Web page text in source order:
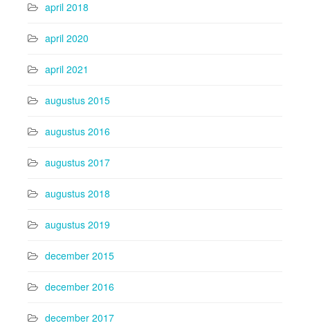
april 2018
april 2020
april 2021
augustus 2015
augustus 2016
augustus 2017
augustus 2018
augustus 2019
december 2015
december 2016
december 2017